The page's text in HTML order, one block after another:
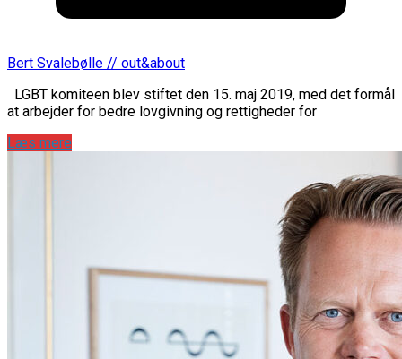
Bert Svalebølle // out&about
LGBT komiteen blev stiftet den 15. maj 2019, med det formål
at arbejder for bedre lovgivning og rettigheder for
Læs mere